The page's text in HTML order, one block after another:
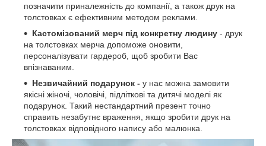
позначити приналежність до компанії, а також друк на
толстовках є ефективним методом реклами.
Кастомізований мерч під конкретну людину - друк
на толстовках мерча допоможе оновити,
персоналізувати гардероб, щоб зробити Вас
впізнаваним.
Незвичайний подарунок - у нас можна замовити
якісні жіночі, чоловічі, підліткові та дитячі моделі як
подарунок. Такий нестандартний презент точно
справить незабутнє враження, якщо зробити друк на
толстовках відповідного напису або малюнка.